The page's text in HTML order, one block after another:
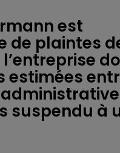
est
de plaintes
suspendu à